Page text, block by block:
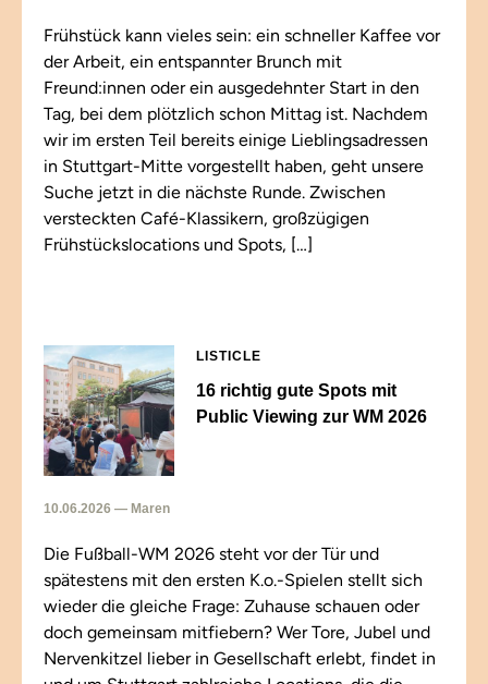
Frühstück kann vieles sein: ein schneller Kaffee vor
der Arbeit, ein entspannter Brunch mit
Freund:innen oder ein ausgedehnter Start in den
Tag, bei dem plötzlich schon Mittag ist. Nachdem
wir im ersten Teil bereits einige Lieblingsadressen
in Stuttgart-Mitte vorgestellt haben, geht unsere
Suche jetzt in die nächste Runde. Zwischen
versteckten Café-Klassikern, großzügigen
Frühstückslocations und Spots, […]
LISTICLE
16 richtig gute Spots mit
Public Viewing zur WM 2026
10.06.2026 — Maren
Die Fußball-WM 2026 steht vor der Tür und
spätestens mit den ersten K.o.-Spielen stellt sich
wieder die gleiche Frage: Zuhause schauen oder
doch gemeinsam mitfiebern? Wer Tore, Jubel und
Nervenkitzel lieber in Gesellschaft erlebt, findet in